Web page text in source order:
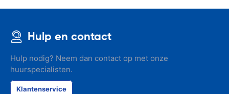
Hulp en contact
Hulp nodig? Neem dan contact op met onze
huurspecialisten.
Klantenservice